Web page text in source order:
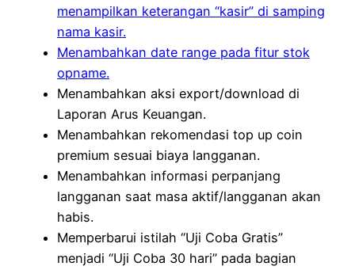
menampilkan keterangan “kasir” di samping
nama kasir.
Menambahkan date range pada fitur stok
opname.
Menambahkan aksi export/download di
Laporan Arus Keuangan.
Menambahkan rekomendasi top up coin
premium sesuai biaya langganan.
Menambahkan informasi perpanjang
langganan saat masa aktif/langganan akan
habis.
Memperbarui istilah “Uji Coba Gratis”
menjadi “Uji Coba 30 hari” pada bagian